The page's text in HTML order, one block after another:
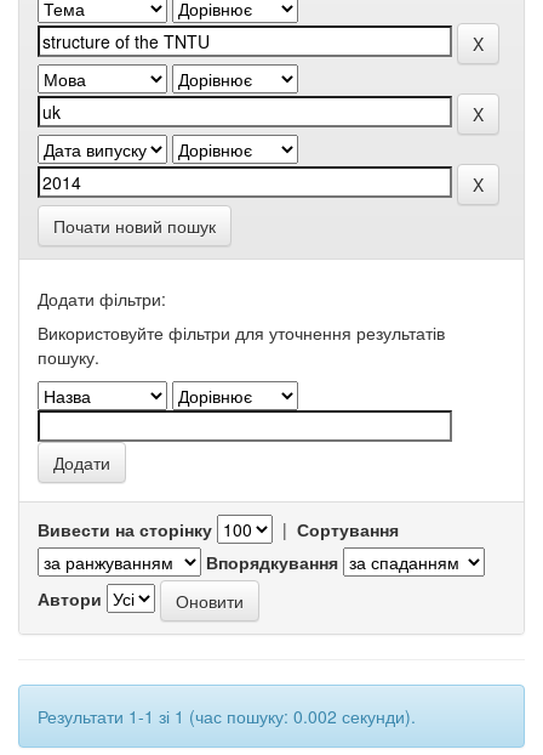
Почати новий пошук
Додати фільтри:
Використовуйте фільтри для уточнення результатів
пошуку.
Вивести на сторінку | Сортування
Впорядкування
Автори
Результати 1-1 зі 1 (час пошуку: 0.002 секунди).